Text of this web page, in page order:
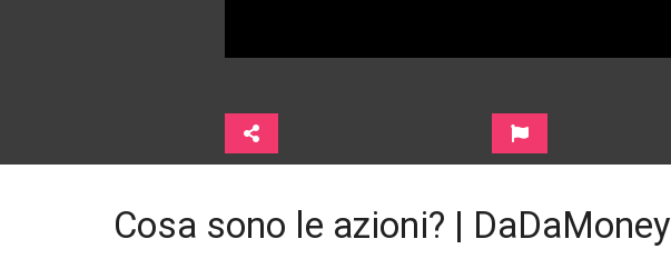
Cosa sono le azioni? | DaDaMoney